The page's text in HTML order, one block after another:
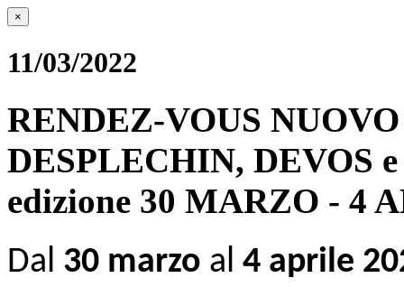
×
11/03/2022
RENDEZ-VOUS
DESPLECHIN, DEVOS
edizione 30 MARZO - 4
Dal 30 marzo al 4 aprile